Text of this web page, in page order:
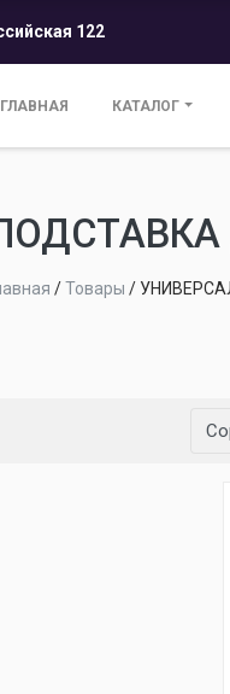
122
ГЛАВНАЯ КАТАЛОГ
/Товары /